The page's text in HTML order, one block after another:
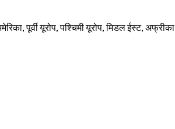
पूर्वी यूरोप, पश्चिमी यूरोप, मिडल ईस्ट, अफ्रीका